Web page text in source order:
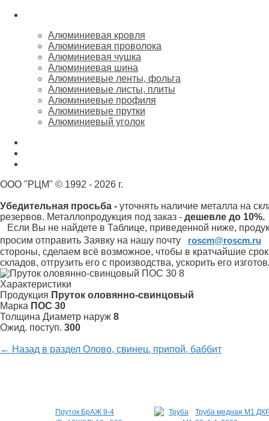
Алюминиевая кровля
Алюминиевая проволока
Алюминиевая чушка
Алюминиевая шина
Алюминиевые ленты, фольга
Алюминиевые листы, плиты
Алюминиевые профиля
Алюминиевые прутки
Алюминиевый уголок
ООО "РЦМ" © 1992 - 2026 г.
Убедительная просьба - уточнять наличие металла на
резервов. Металлопродукция под заказ - дешевле до 10%.
Если Вы не найдете в Таблице, приведенной ниже,
просим отправить Заявку на нашу почту
roscm@roscm.ru
стороны, сделаем всё возможное, чтобы в кратчайшие
складов, отгрузить его с производства, ускорить его
Характеристики
Продукция Пруток оловянно-свинцовый
Марка ПОС 30
Толщина Диаметр наруж 8
Ожид. поступ. 300
← Назад в раздел Олово, свинец, припой, баббит
Пруток БрАЖ 9-4
Труба медная М1